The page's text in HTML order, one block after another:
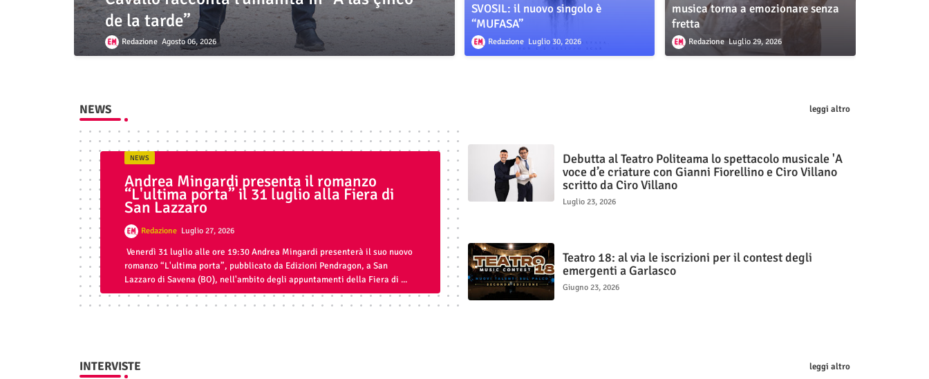
de la tarde”
Redazione Agosto 06, 2026
SVOSIL: il nuovo singolo è
“MUFASA”
Redazione Luglio 30, 2026
musica torna a emozionare senza
fretta
Redazione Luglio 29, 2026
NEWS leggi altro
NEWS
Andrea Mingardi presenta il romanzo
“L'ultima porta” il 31 luglio alla Fiera di
San Lazzaro
Redazione Luglio 27, 2026
Venerdì 31 luglio alle ore 19:30 Andrea Mingardi presenterà il suo nuovo
romanzo “L'ultima porta”, pubblicato da Edizioni Pendragon, a San
Lazzaro di Savena (BO), nell'ambito degli appuntamenti della Fiera di ...
Debutta al Teatro Politeama lo spettacolo musicale 'A
voce d’e criature con Gianni Fiorellino e Ciro Villano
scritto da Ciro Villano
Luglio 23, 2026
Teatro 18: al via le iscrizioni per il contest degli
emergenti a Garlasco
Giugno 23, 2026
INTERVISTE leggi altro